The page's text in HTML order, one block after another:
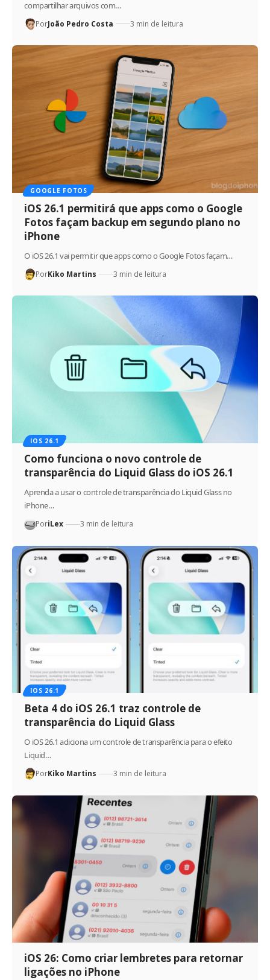
compartilhar arquivos com…
PorJoão Pedro Costa 3 min de leitura
GOOGLE FOTOS
iOS 26.1 permitirá que apps como o Google
Fotos façam backup em segundo plano no
iPhone
O iOS 26.1 vai permitir que apps como o Google Fotos façam…
PorKiko Martins 3 min de leitura
IOS 26.1
Como funciona o novo controle de
transparência do Liquid Glass do iOS 26.1
Aprenda a usar o controle de transparência do Liquid Glass no
iPhone…
PoriLex 3 min de leitura
IOS 26.1
Beta 4 do iOS 26.1 traz controle de
transparência do Liquid Glass
O iOS 26.1 adiciona um controle de transparência para o efeito
Liquid…
PorKiko Martins 3 min de leitura
iOS 26: Como criar lembretes para retornar
ligações no iPhone